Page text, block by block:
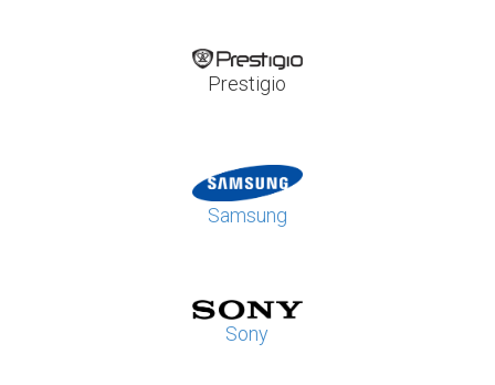
Prestigio
Samsung
Sony